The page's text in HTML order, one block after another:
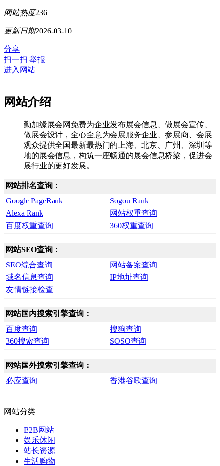
网站热度236
更新日期2026-03-10
分享
扫一扫 举报
进入网站
网站介绍
勤加缘展会网免费为企业发布展会信息、做展会宣传、
做展会设计，全心全意为会展服务企业、参展商、会展
观众提供全国最新最热门的上海、北京、广州、深圳等
地的展会信息，构筑一座畅通的展会信息桥梁，促进会
展行业的更好发展。
网站排名查询：
Google PageRank
Sogou Rank
Alexa Rank
网站权重查询
百度权重查询
360权重查询
网站SEO查询：
SEO综合查询
网站备案查询
域名信息查询
IP地址查询
友情链接检查
网站国内搜索引擎查询：
百度查询
搜狗查询
360搜索查询
SOSO查询
网站国外搜索引擎查询：
必应查询
香港谷歌查询
网站分类
B2B网站
娱乐休闲
站长资源
生活购物